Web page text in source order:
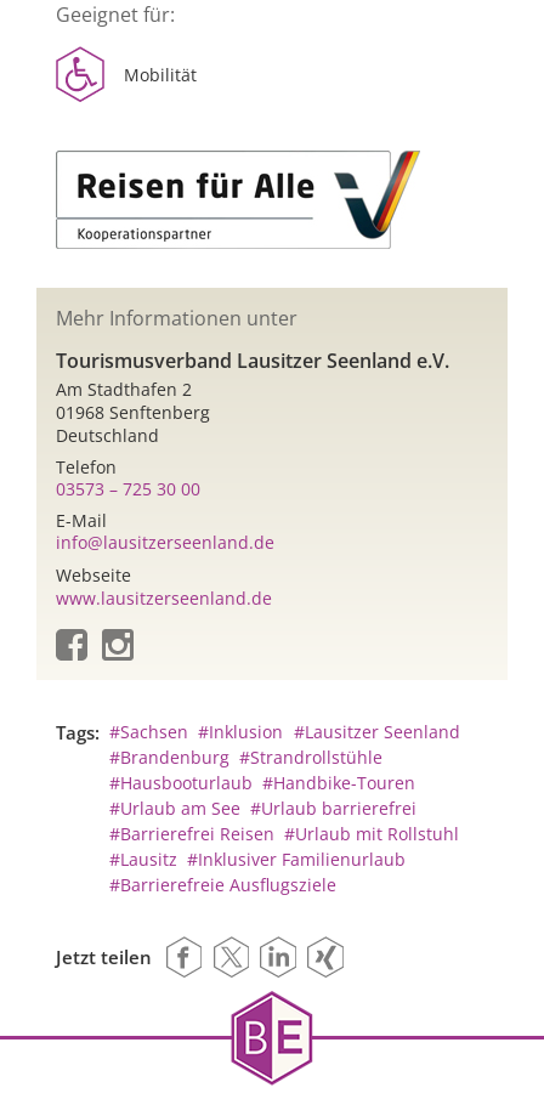
Geeignet für:
Mobilität
Mehr Informationen unter
Tourismusverband Lausitzer Seenland e.V.
Am Stadthafen 2
01968 Senftenberg
Deutschland
Telefon
03573 – 725 30 00
E-Mail
info@lausitzerseenland.de
Webseite
www.lausitzerseenland.de
Tags: #Sachsen #Inklusion #Lausitzer Seenland
#Brandenburg #Strandrollstühle
#Hausbooturlaub #Handbike-Touren
#Urlaub am See #Urlaub barrierefrei
#Barrierefrei Reisen #Urlaub mit Rollstuhl
#Lausitz #Inklusiver Familienurlaub
#Barrierefreie Ausflugsziele
Jetzt teilen